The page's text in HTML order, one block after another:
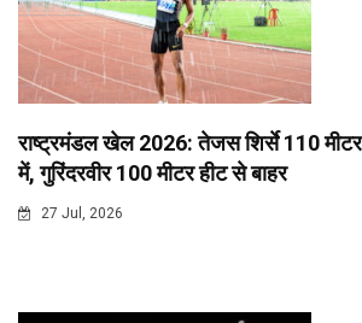
राष्ट्रमंडल खेल 2026: तेजस शिर्से 110
में, गुरिंदरवीर 100 मीटर हीट से बाहर
27 Jul, 2026